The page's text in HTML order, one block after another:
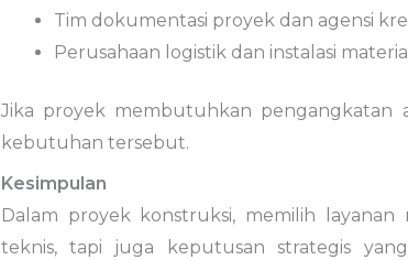
Tim dokumentasi proyek dan agensi
Perusahaan logistik dan instalasi material
Jika proyek membutuhkan pengangkatan
kebutuhan tersebut.
Kesimpulan
Dalam proyek konstruksi, memilih
teknis, tapi juga keputusan strategis